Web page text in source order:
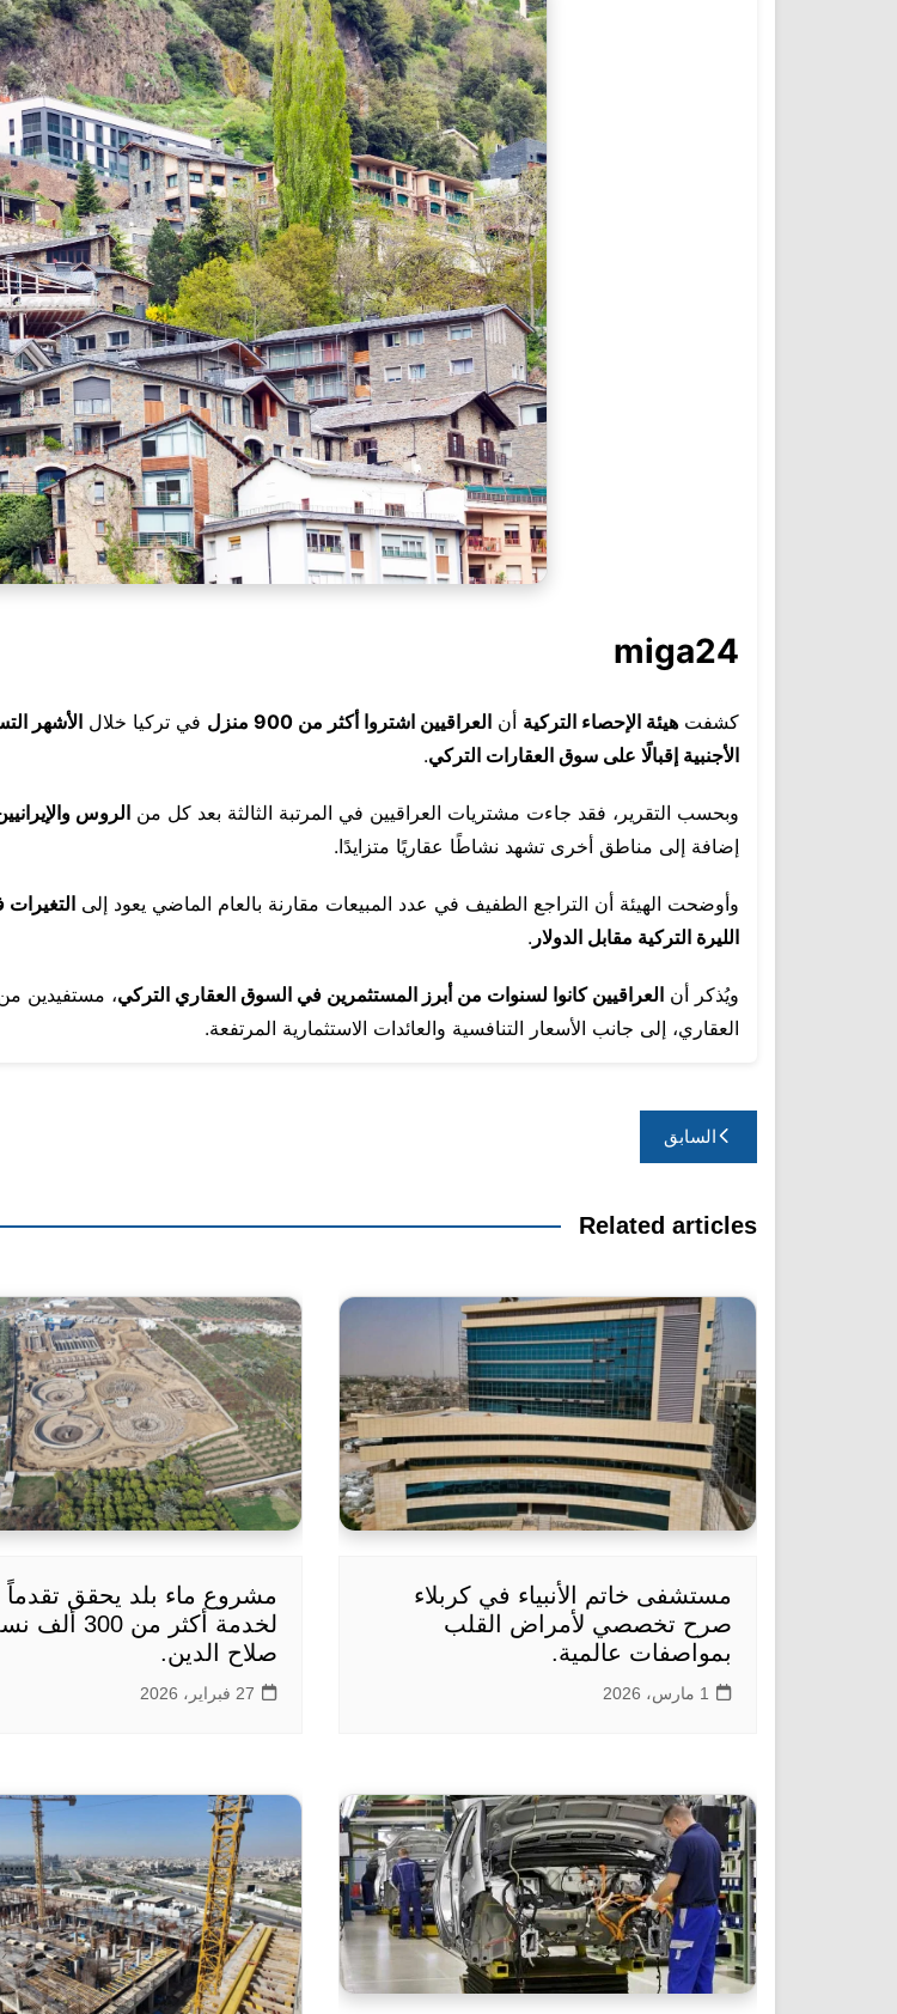
المؤتمرات والمشاريع
miga24
كشفت هيئة الإحصاء التركية أن العراقيين اشتروا أكثر من 900 منزل في تركيا خلال الأشهر
الأجنبية إقبالًا على سوق العقارات التركي.
وبحسب التقرير، فقد جاءت مشتريات العراقيين في المرتبة الثالثة بعد كل من الروس
إضافة إلى مناطق أخرى تشهد نشاطًا عقاريًا متزايدًا.
وأوضحت الهيئة أن التراجع الطفيف في عدد المبيعات مقارنة بالعام الماضي يعود إلى التغيرات
الليرة التركية مقابل الدولار .
ويُذكر أن العراقيين كانوا لسنوات من أبرز المستثمرين في السوق العقاري التركي، مستفيدين من
العقاري، إلى جانب الأسعار التنافسية والعائدات الاستثمارية المرتفعة.
تصفّح
المقالات
السابق
Related articles
مستشفى خاتم الأنبياء في كربلاء
صرح تخصصي لأمراض القلب
بمواصفات عالمية.
1 مارس، 2026
مشروع ماء بلد يحقق تقدماً
لخدمة أكثر من
صلاح الدين.
27 فبراير، 2026